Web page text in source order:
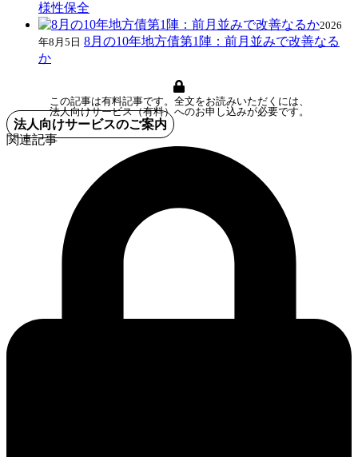
様性保全
2026
年8月5日 8月の10年地方債第1陣：前月並みで改善なる
か
この記事は有料記事です。全文をお読みいただくには、
法人向けサービス（有料）へのお申し込みが必要です。
法人向けサービスのご案内
関連記事